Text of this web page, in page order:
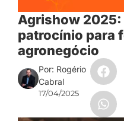
Agrishow
patrocínio para
agronegócio
Por: Rogério
Cabral
17/04/2025